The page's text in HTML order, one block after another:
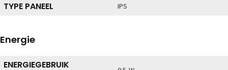
TYPE PANEEL IPS
Energie
ENERGIEGEBRUIK